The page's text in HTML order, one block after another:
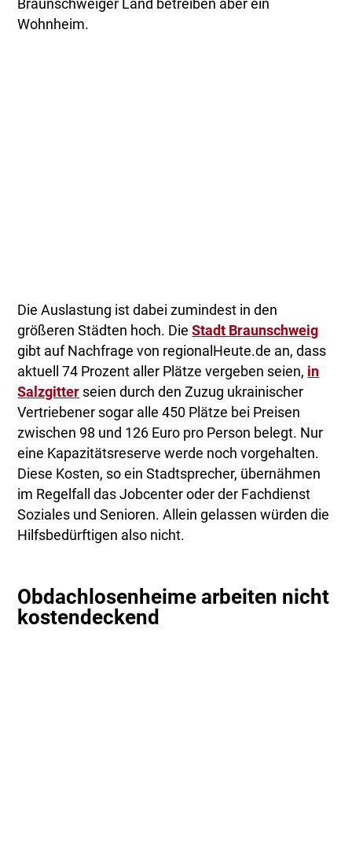
Braunschweiger Land betreiben aber ein
Wohnheim.
Die Auslastung ist dabei zumindest in den
größeren Städten hoch. DieStadt Braunschweig
gibt auf Nachfrage von regionalHeute.de an, dass
aktuell 74 Prozent aller Plätze vergeben seien, in
Salzgitter seien durch den Zuzug ukrainischer
Vertriebener sogar alle 450 Plätze bei Preisen
zwischen 98 und 126 Euro pro Person belegt. Nur
eine Kapazitätsreserve werde noch vorgehalten.
Diese Kosten, so ein Stadtsprecher, übernähmen
im Regelfall das Jobcenter oder der Fachdienst
Soziales und Senioren. Allein gelassen würden die
Hilfsbedürftigen also nicht.
Obdachlosenheime arbeiten nicht
kostendeckend